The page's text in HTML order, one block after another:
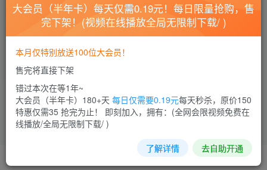
ASMR #米米助眠 渔网丝袜抓
挠刮擦 （合集X4）
会员专属 国内ASMR
菜需捆
聯系客服
大会员（半年卡）每天仅需0.19元！每日限量抢购，售
完下架！(视频在线播放全局无限制下载/ )
本月仅特别放送100位大会员！
售完将直接下架
错过本次在等1年~
大会员（半年卡）180+天 每日仅需要0.19元每天秒杀，原价150
特惠仅需35 抢完为止！ 即刻加入，拥有：(全网会限视频免费在
线播放/全局无限制下载/ )
了解详情 去自助开通